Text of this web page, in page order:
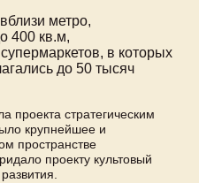
метро,
400 кв.м,
в которых
до 50 тысяч
проекта стратегическим
крупнейшее и
пространстве
проекту культовый